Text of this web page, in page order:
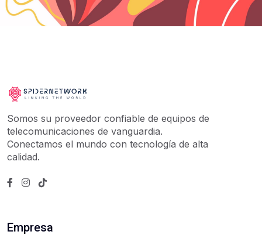
Somos su proveedor confiable de equipos de
telecomunicaciones de vanguardia.
Conectamos el mundo con tecnología de alta
calidad.
Empresa